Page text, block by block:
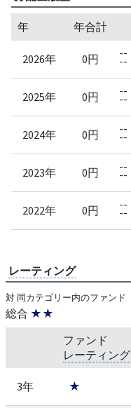
年 年合計
2026年 0円 --
--
2025年 0円 --
--
2024年 0円 --
--
2023年 0円 --
--
2022年 0円 --
--
レーティング
対 同カテゴリー内のファンド
総合 ★★
ファンド
レーティング
3年 ★